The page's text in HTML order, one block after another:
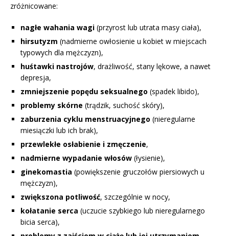
zróżnicowane:
nagłe wahania wagi (przyrost lub utrata masy ciała),
hirsutyzm (nadmierne owłosienie u kobiet w miejscach
typowych dla mężczyzn),
huśtawki nastrojów, drażliwość, stany lękowe, a nawet
depresja,
zmniejszenie popędu seksualnego (spadek libido),
problemy skórne (trądzik, suchość skóry),
zaburzenia cyklu menstruacyjnego (nieregularne
miesiączki lub ich brak),
przewlekłe osłabienie i zmęczenie,
nadmierne wypadanie włosów (łysienie),
ginekomastia (powiększenie gruczołów piersiowych u
mężczyzn),
zwiększona potliwość, szczególnie w nocy,
kołatanie serca (uczucie szybkiego lub nieregularnego
bicia serca),